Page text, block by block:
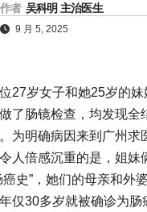
作者 吴科明 主治医生
9 月 5, 2025
27岁女子和她25岁的
了肠镜检查，均发现全
为明确病因来到广州求
人倍感沉重的是，姐妹
癌史”，她们的母亲和外
仅30多岁就被确诊为肠